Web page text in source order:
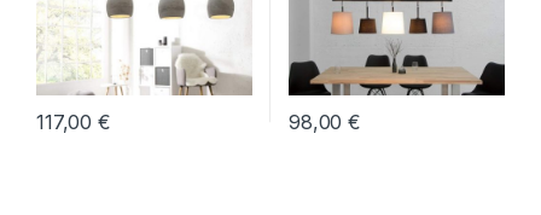
117,00€ 98,00€